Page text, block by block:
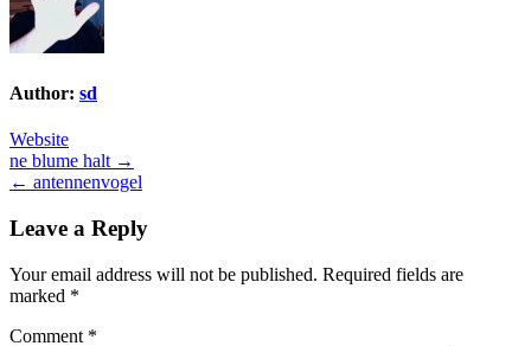
Author: sd
Website
Post
navigation
ne blume halt →
← antennenvogel
Leave a Reply
Your email address will not be published. Required fields are
marked *
Comment *